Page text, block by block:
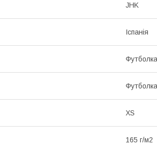
JHK
Іспанія
Футболка
Футболка
XS
165 г/м2